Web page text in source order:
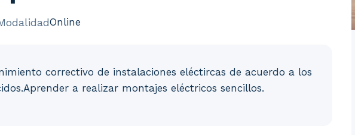
Online
correctivo de instalaciones eléctircas de acuerdo a los
a realizar montajes eléctricos sencillos.